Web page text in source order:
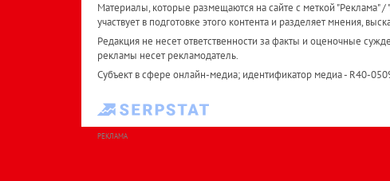
Материалы, которые размещаются на сайте с меткой "Реклама"
участвует в подготовке этого контента и разделяет мнения,
Редакция не несет ответственности за факты и оценочные
рекламы несет рекламодатель.
Субъект в сфере онлайн-медиа; идентификатор медиа - R40-
РЕКЛАМА